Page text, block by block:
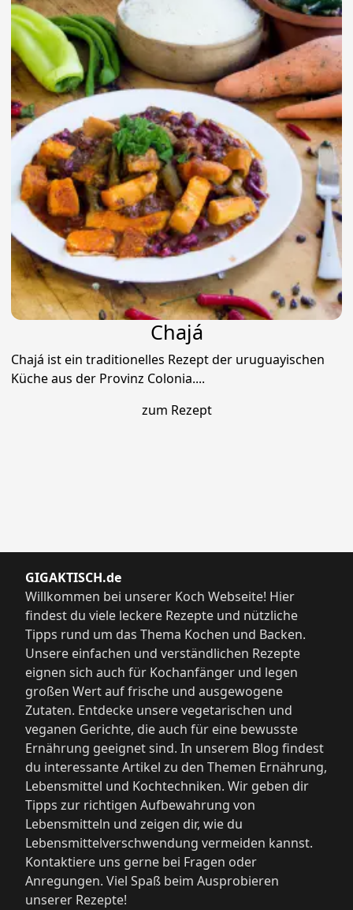
Chajá
Chajá ist ein traditionelles Rezept der uruguayischen
Küche aus der Provinz Colonia....
zum Rezept
GIGAKTISCH.de
Willkommen bei unserer Koch Webseite! Hier
findest du viele leckere Rezepte und nützliche
Tipps rund um das Thema Kochen und Backen.
Unsere einfachen und verständlichen Rezepte
eignen sich auch für Kochanfänger und legen
großen Wert auf frische und ausgewogene
Zutaten. Entdecke unsere vegetarischen und
veganen Gerichte, die auch für eine bewusste
Ernährung geeignet sind. In unserem Blog findest
du interessante Artikel zu den Themen Ernährung,
Lebensmittel und Kochtechniken. Wir geben dir
Tipps zur richtigen Aufbewahrung von
Lebensmitteln und zeigen dir, wie du
Lebensmittelverschwendung vermeiden kannst.
Kontaktiere uns gerne bei Fragen oder
Anregungen. Viel Spaß beim Ausprobieren
unserer Rezepte!